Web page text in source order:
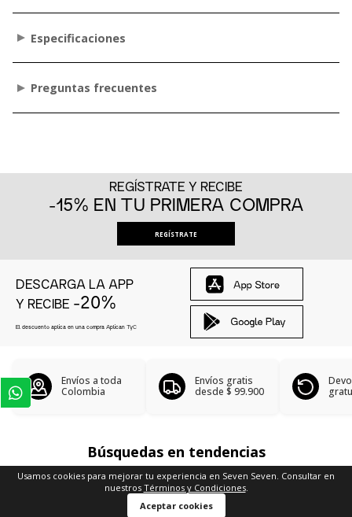
Especificaciones
Preguntas frecuentes
Comprar ahora
REGÍSTRATE Y RECIBE
-15% EN TU PRIMERA COMPRA
REGÍSTRATE
DESCARGA LA APP
Y RECIBE -20%
El descuento aplica en una compra Aplican TyC
Envíos a toda
Colombia
Envíos gratis
desde$ 99.900
Búsquedas en tendencias
Camiseta cuello V
Usamos cookies para mejorar tu experiencia en Seven Seven. Consultar en
nuestros Términos y Condiciones.
Aceptar cookies